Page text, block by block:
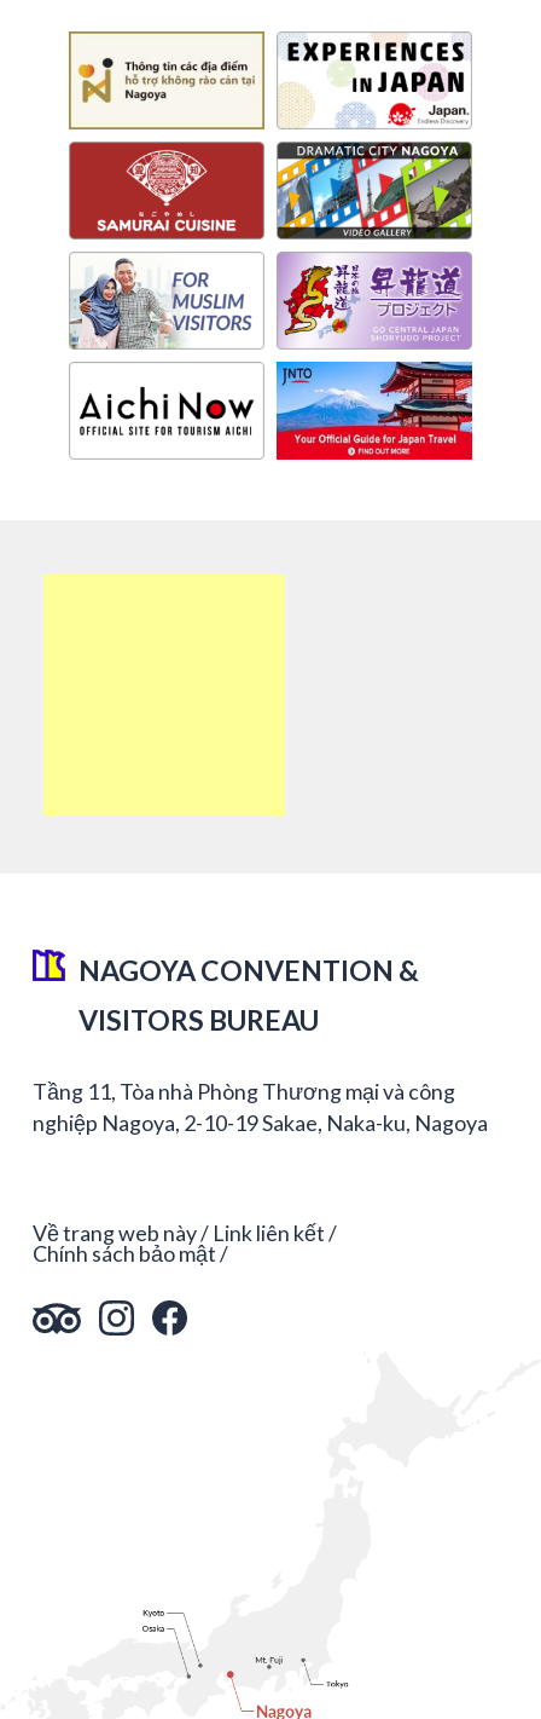
NAGOYA CONVENTION &
VISITORS BUREAU
Tầng 11, Tòa nhà Phòng Thương mại và công
nghiệp Nagoya, 2-10-19 Sakae, Naka-ku, Nagoya
Về trang web này Link liên kết
Chính sách bảo mật